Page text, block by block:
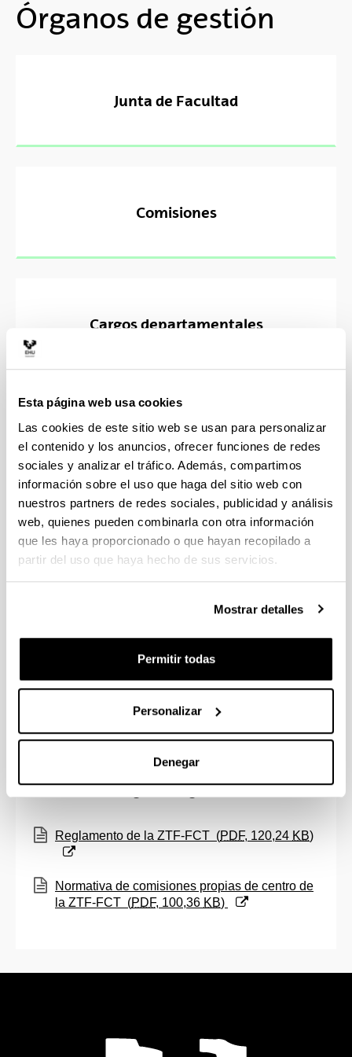
Esta página web usa cookies
Las cookies de este sitio web se usan para personalizar
el contenido y los anuncios, ofrecer funciones de redes
sociales y analizar el tráfico. Además, compartimos
información sobre el uso que haga del sitio web con
nuestros partners de redes sociales, publicidad y análisis
web, quienes pueden combinarla con otra información
que les haya proporcionado o que hayan recopilado a
partir del uso que haya hecho de sus servicios.
Mostrar detalles
Permitir todas
Personalizar
Denegar
Órganos de gestión
Junta de Facultad
Comisiones
Cargos departamentales
Comisiones de estudios de Grado
Comisiones académicas de Máster
(Abre una nueva ventana)
Reglamento de la ZTF-FCT (PDF, 120,24 KB)
(Abre una nueva ventana)
Normativa de comisiones propias de centro de
la ZTF-FCT (PDF, 100,36 KB)